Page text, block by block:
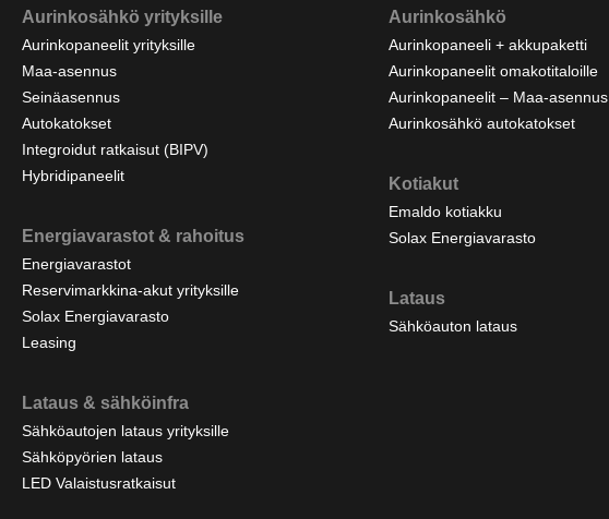
Aurinkosähkö yrityksille
Aurinkopaneelit yrityksille
Maa-asennus
Seinäasennus
Autokatokset
Integroidut ratkaisut (BIPV)
Hybridipaneelit
Energiavarastot & rahoitus
Energiavarastot
Reservimarkkina-akut yrityksille
Solax Energiavarasto
Leasing
Lataus & sähköinfra
Sähköautojen lataus yrityksille
Sähköpyörien lataus
LED Valaistusratkaisut
Aurinkosähkö
Aurinkopaneeli + akkupaketti
Aurinkopaneelit omakotitaloille
Aurinkopaneelit – Maa-asennus
Aurinkosähkö autokatokset
Kotiakut
Emaldo kotiakku
Solax Energiavarasto
Lataus
Sähköauton lataus